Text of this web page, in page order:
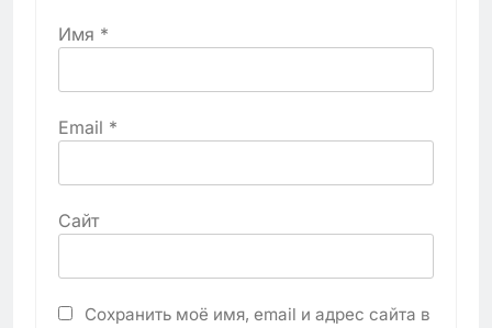
Имя *
Email *
Сайт
Сохранить моё имя, email и адрес сайта в